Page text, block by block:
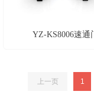
YZ-KS8006速通
上一页 1